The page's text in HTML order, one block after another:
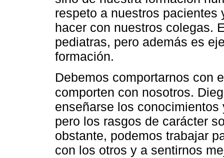
respeto a nuestros
hacer con nuestros colegas.
pediatras, pero además es
formación.
Debemos comportarnos con
comporten con nosotros.
enseñarse los
pero los rasgos de carácter
obstante, podemos trabajar
con los otros y a sentirnos